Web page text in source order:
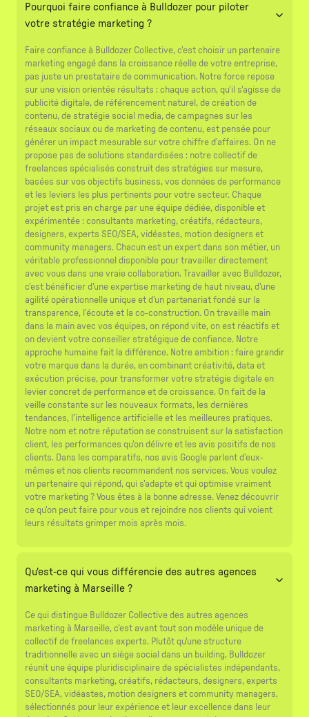
Pourquoi faire confiance à Bulldozer pour piloter
votre stratégie marketing ?
Faire confiance à Bulldozer Collective, c'est choisir un partenaire
marketing engagé dans la croissance réelle de votre entreprise,
pas juste un prestataire de communication. Notre force repose
sur une vision orientée résultats : chaque action, qu'il s'agisse de
publicité digitale, de référencement naturel, de création de
contenu, de stratégie social media, de campagnes sur les
réseaux sociaux ou de marketing de contenu, est pensée pour
générer un impact mesurable sur votre chiffre d'affaires. On ne
propose pas de solutions standardisées : notre collectif de
freelances spécialisés construit des stratégies sur mesure,
basées sur vos objectifs business, vos données de performance
et les leviers les plus pertinents pour votre secteur. Chaque
projet est pris en charge par une équipe dédiée, disponible et
expérimentée : consultants marketing, créatifs, rédacteurs,
designers, experts SEO/SEA, vidéastes, motion designers et
community managers. Chacun est un expert dans son métier, un
véritable professionnel disponible pour travailler directement
avec vous dans une vraie collaboration. Travailler avec Bulldozer,
c'est bénéficier d'une expertise marketing de haut niveau, d'une
agilité opérationnelle unique et d'un partenariat fondé sur la
transparence, l'écoute et la co-construction. On travaille main
dans la main avec vos équipes, on répond vite, on est réactifs et
on devient votre conseiller stratégique de confiance. Notre
approche humaine fait la différence. Notre ambition : faire grandir
votre marque dans la durée, en combinant créativité, data et
exécution précise, pour transformer votre stratégie digitale en
levier concret de performance et de croissance. On fait de la
veille constante sur les nouveaux formats, les dernières
tendances, l'intelligence artificielle et les meilleures pratiques.
Notre nom et notre réputation se construisent sur la satisfaction
client, les performances qu'on délivre et les avis positifs de nos
clients. Dans les comparatifs, nos avis Google parlent d'eux-
mêmes et nos clients recommandent nos services. Vous voulez
un partenaire qui répond, qui s'adapte et qui optimise vraiment
votre marketing ? Vous êtes à la bonne adresse. Venez découvrir
ce qu'on peut faire pour vous et rejoindre nos clients qui voient
leurs résultats grimper mois après mois.
Qu'est-ce qui vous différencie des autres agences
marketing à Marseille ?
Ce qui distingue Bulldozer Collective des autres agences
marketing à Marseille, c'est avant tout son modèle unique de
collectif de freelances experts. Plutôt qu'une structure
traditionnelle avec un siège social dans un building, Bulldozer
réunit une équipe pluridisciplinaire de spécialistes indépendants,
consultants marketing, créatifs, rédacteurs, designers, experts
SEO/SEA, vidéastes, motion designers et community managers,
sélectionnés pour leur expérience et leur excellence dans leur